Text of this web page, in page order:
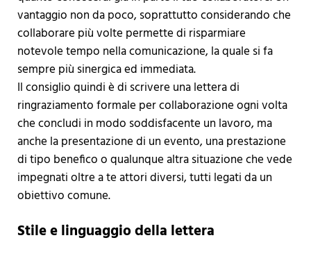
vantaggio non da poco, soprattutto considerando che
collaborare più volte permette di risparmiare
notevole tempo nella comunicazione, la quale si fa
sempre più sinergica ed immediata.
Il consiglio quindi è di scrivere una lettera di
ringraziamento formale per collaborazione ogni volta
che concludi in modo soddisfacente un lavoro, ma
anche la presentazione di un evento, una prestazione
di tipo benefico o qualunque altra situazione che vede
impegnati oltre a te attori diversi, tutti legati da un
obiettivo comune.
Stile e linguaggio della lettera